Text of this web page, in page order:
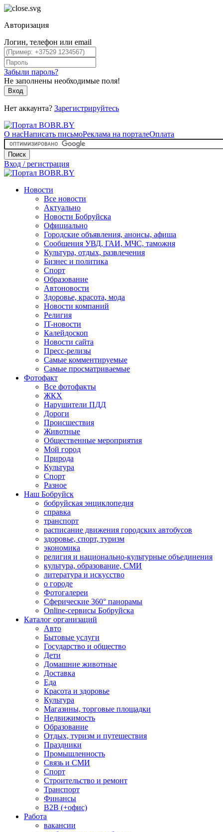
Авторизация
Логин, телефон или email
Забыли пароль?
Не заполнены необходимые поля!
Вход
Нет аккаунта? Зарегистрируйтесь
О насНаписать письмоРеклама на порталеОплата
Поиск
Вход / регистрация
Новости
Все новости
Актуально
Новости Бобруйска
Официально
Городские объявления, анонсы, афиша
Сообщения УВД, ГАИ, МЧС, таможня
Культура, отдых, развлечения
Бизнес и политика
Спорт
Образование
Автоновости
Здоровье, красота, мода
Новости компаний
Религия
IT-новости
Калейдоскоп
Новости сайта
Пресс-релизы
Самые комментируемые
Самые просматриваемые
Фотофакт
Все фотофакты
ЖКХ
Нарушители ПДД
Дороги
Происшествия
Животные
Общественные мероприятия
Мой город
Природа
Культура
Спорт
Разное
Наш Бобруйск
бобруйская энциклопедия
справка
транспорт
расписание движения городских автобусов
здоровье, спорт, туризм
экономика
религия и национально-культурные объединения
культура, образование, СМИ
литература и искусство
о городе
Фотогалереи
Сферические 360° панорамы
Online-сервисы Бобруйска
Каталог организаций
Авто
Бытовые услуги
Государство и общество
Дети
Домашние животные
Доставка
Еда
Красота и здоровье
Культура
Магазины, торговые площадки
Недвижимость
Образование
Отдых, туризм и путешествия
Праздники
Промышленность
Связь и СМИ
Спорт
Строительство и ремонт
Транспорт
Финансы
B2B (+офис)
Работа
вакансии